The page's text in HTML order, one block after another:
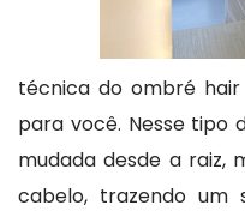
técnica do ombré
para você. Nesse tipo
mudada desde a raiz,
cabelo, trazendo um